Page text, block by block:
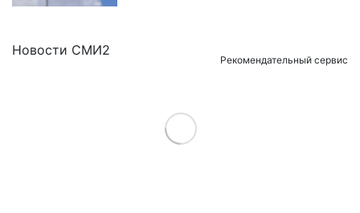
Новости СМИ2
Рекомендательный сервис
Load More